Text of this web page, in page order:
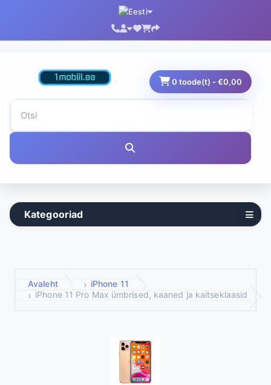
0 toode(t) - €0,00
Kategooriad
Avaleht
iPhone 11
iPhone 11 Pro Max ümbrised, kaaned ja kaitseklaasid